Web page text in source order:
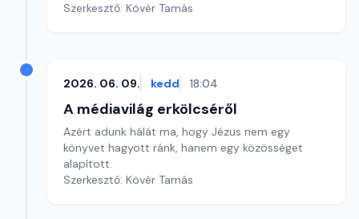
Szerkesztő: Kövér Tamás
2026. 06. 09. kedd 18:04
A médiavilág erkölcséről
Azért adunk hálát ma, hogy Jézus nem egy
könyvet hagyott ránk, hanem egy közösséget
alapított.
Szerkesztő: Kövér Tamás